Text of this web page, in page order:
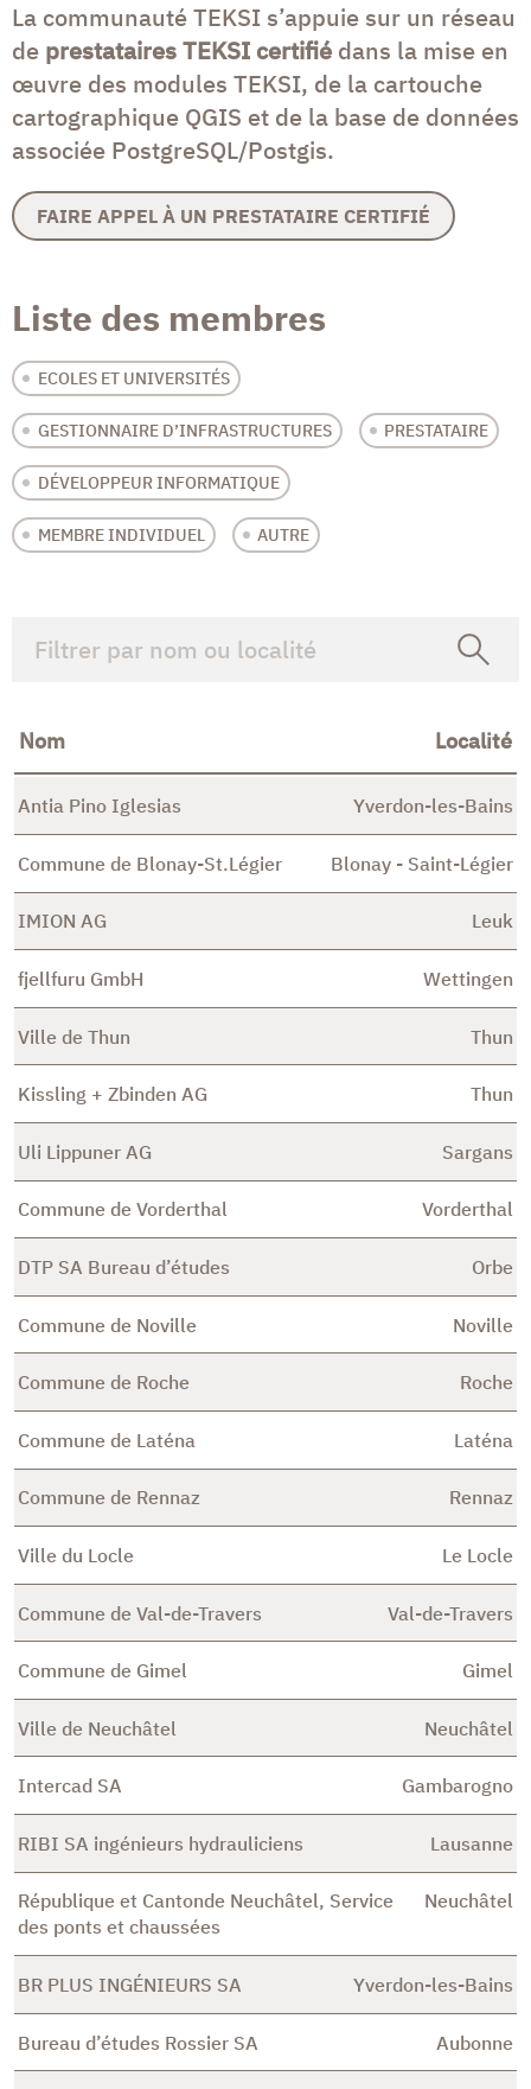
La communauté TEKSI s’appuie sur un réseau
de prestataires TEKSI certifié dans la mise en
œuvre des modules TEKSI, de la cartouche
cartographique QGIS et de la base de données
associée PostgreSQL/Postgis.
FAIRE APPEL À UN PRESTATAIRE CERTIFIÉ
Liste des membres
ECOLES ET UNIVERSITÉS
GESTIONNAIRE D’INFRASTRUCTURES PRESTATAIRE
DÉVELOPPEUR INFORMATIQUE
MEMBRE INDIVIDUEL AUTRE
Nom Localité
Antia Pino Iglesias Yverdon-les-Bains
Commune de Blonay-St.Légier Blonay - Saint-Légier
IMION AG Leuk
fjellfuru GmbH Wettingen
Ville de Thun Thun
Kissling + Zbinden AG Thun
Uli Lippuner AG Sargans
Commune de Vorderthal Vorderthal
DTP SA Bureau d’études Orbe
Commune de Noville Noville
Commune de Roche Roche
Commune de Laténa Laténa
Commune de Rennaz Rennaz
Ville du Locle Le Locle
Commune de Val-de-Travers Val-de-Travers
Commune de Gimel Gimel
Ville de Neuchâtel Neuchâtel
Intercad SA Gambarogno
RIBI SA ingénieurs hydrauliciens Lausanne
République et Cantonde Neuchâtel, Service
des ponts et chaussées
Neuchâtel
BR PLUS INGÉNIEURS SA Yverdon-les-Bains
Bureau d’études Rossier SA Aubonne